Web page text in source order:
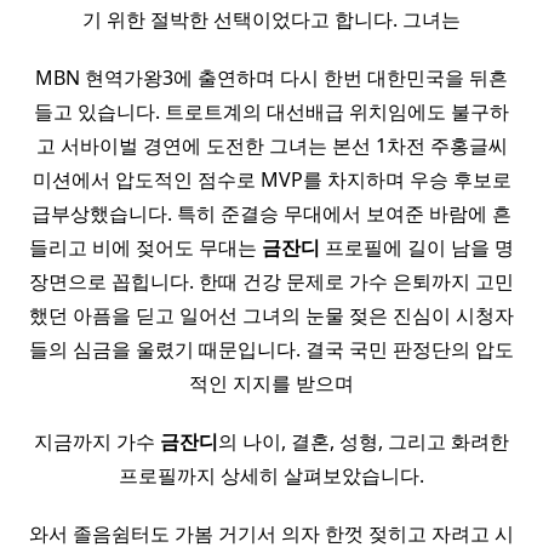
기 위한 절박한 선택이었다고 합니다. 그녀는
MBN 현역가왕3에 출연하며 다시 한번 대한민국을 뒤흔
들고 있습니다. 트로트계의 대선배급 위치임에도 불구하
고 서바이벌 경연에 도전한 그녀는 본선 1차전 주홍글씨
미션에서 압도적인 점수로 MVP를 차지하며 우승 후보로
급부상했습니다. 특히 준결승 무대에서 보여준 바람에 흔
들리고 비에 젖어도 무대는 금잔디 프로필에 길이 남을 명
장면으로 꼽힙니다. 한때 건강 문제로 가수 은퇴까지 고민
했던 아픔을 딛고 일어선 그녀의 눈물 젖은 진심이 시청자
들의 심금을 울렸기 때문입니다. 결국 국민 판정단의 압도
적인 지지를 받으며
지금까지 가수 금잔디의 나이, 결혼, 성형, 그리고 화려한
프로필까지 상세히 살펴보았습니다.
와서 졸음쉼터도 가봄 거기서 의자 한껏 젖히고 자려고 시